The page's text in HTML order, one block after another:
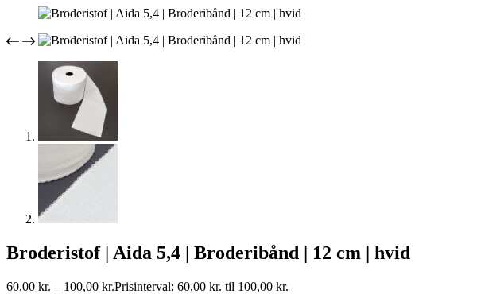
Broderistof | Aida 5,4 | Broderibånd | 12 cm | hvid
60,00 kr. – 100,00 kr.Prisinterval: 60,00 kr. til 100,00 kr.